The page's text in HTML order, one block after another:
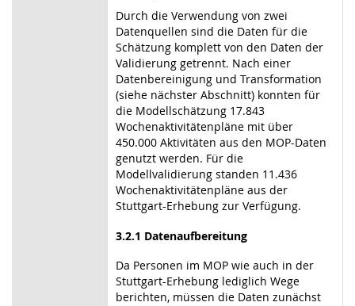
Durch die Verwendung von zwei
Datenquellen sind die Daten für die
Schätzung komplett von den Daten der
Validierung getrennt. Nach einer
Datenbereinigung und Transformation
(siehe nächster Abschnitt) konnten für
die Modellschätzung 17.843
Wochenaktivitätenpläne mit über
450.000 Aktivitäten aus den MOP-Daten
genutzt werden. Für die
Modellvalidierung standen 11.436
Wochenaktivitätenpläne aus der
Stuttgart-Erhebung zur Verfügung.
3.2.1 Datenaufbereitung
Da Personen im MOP wie auch in der
Stuttgart-Erhebung lediglich Wege
berichten, müssen die Daten zunächst